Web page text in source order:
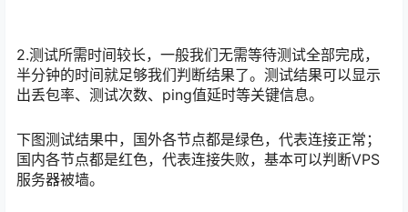
2.测试所需时间较长，一般我们无需等待测试全部完成，
半分钟的时间就足够我们判断结果了。测试结果可以显示
出丢包率、测试次数、ping值延时等关键信息。
下图测试结果中，国外各节点都是绿色，代表连接正常；
国内各节点都是红色，代表连接失败，基本可以判断VPS
服务器被墙。